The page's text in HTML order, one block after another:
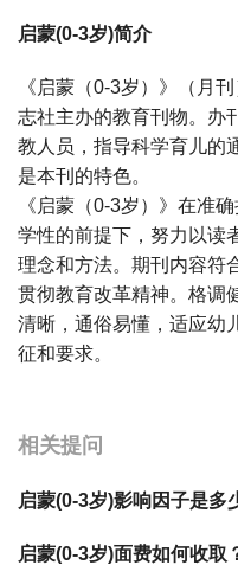
启蒙(0-3岁)简介
《启蒙（0-3岁）》（月
志社主办的教育刊物。办
教人员，指导科学育儿的
是本刊的特色。
《启蒙（0-3岁）》在准
学性的前提下，努力以读
理念和方法。期刊内容符
贯彻教育改革精神。格调
清晰，通俗易懂，适应幼
征和要求。
相关提问
启蒙(0-3岁)影响因子是多
启蒙(0-3岁)面费如何收取